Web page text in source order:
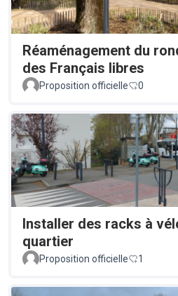
Réaménagement du
des Français libres
Proposition officielle 0
Installer des racks à
quartier
Proposition officielle 1